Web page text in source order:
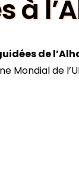
à
de
de